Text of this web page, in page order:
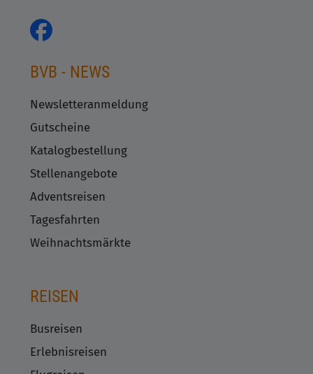
BVB - NEWS
Newsletteranmeldung
Gutscheine
Katalogbestellung
Stellenangebote
Adventsreisen
Tagesfahrten
Weihnachtsmärkte
REISEN
Busreisen
Erlebnisreisen